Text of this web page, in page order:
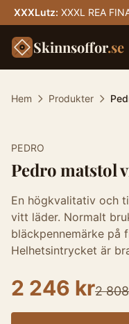
XXXLutz: XXXL REA
Skinnsoffor.se
Hem Produkter
PEDRO
Pedro matstol
En högkvalitativ och
vitt läder. Normalt
bläckpennemärke på
Helhetsintrycket är
2 246 kr2